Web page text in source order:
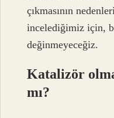
çıkmasının
incelediğimiz için,
değinmeyeceğiz.
Katalizör
mı?